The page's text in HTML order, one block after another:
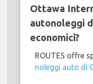
Ottawa
autonoleggi
economici?
ROUTES offre
noleggi auto di